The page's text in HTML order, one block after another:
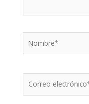
Nombre*
Correo